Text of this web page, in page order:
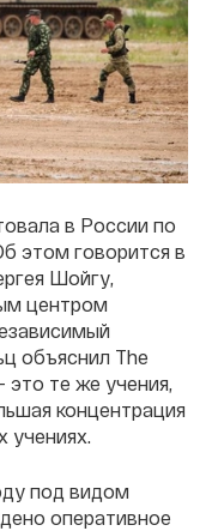
в России по
этом говорится в
Шойгу,
центром
объяснил The
это те же учения,
концентрация
учениях.
под видом
оперативное